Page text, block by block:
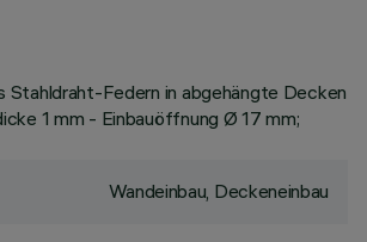
Stahldraht-Federn in abgehängte Decken
1 mm - Einbauöffnung Ø 17 mm;
Wandeinbau, Deckeneinbau